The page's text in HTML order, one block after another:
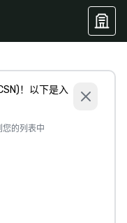
！以下是入
的列表中